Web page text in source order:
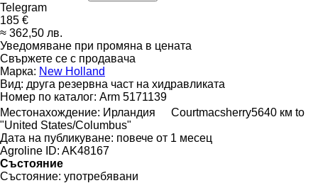
Telegram
185 €
≈ 362,50 лв.
Уведомяване при промяна в цената
Свържете се с продавача
Марка: New Holland
Вид: друга резервна част на хидравликата
Номер по каталог: Arm 5171139
Местонахождение: Ирландия Courtmacsherry5640 км to
"United States/Columbus"
Дата на публикуване: повече от 1 месец
Agroline ID: AK48167
Състояние
Състояние: употребявани